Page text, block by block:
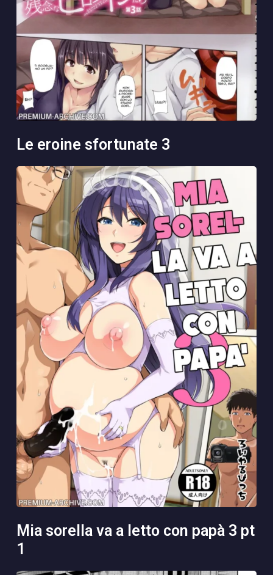
le eroine sfortunate 3
mia sorella va a letto con papà 3 pt
1